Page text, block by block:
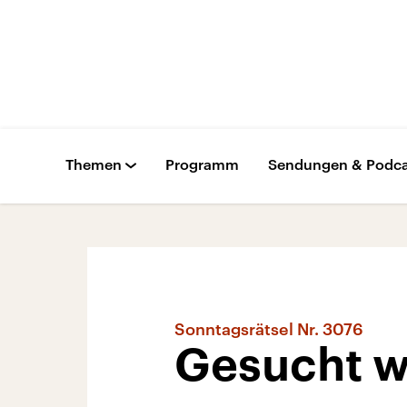
Themen Programm Sendungen &
Sonntagsrätsel Nr. 3076
Gesucht